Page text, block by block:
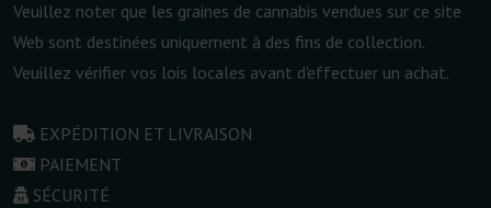
Veuillez noter que les graines de cannabis vendues sur ce site
Web sont destinées uniquement à des fins de collection.
Veuillez vérifier vos lois locales avant d'effectuer un achat.
EXPÉDITION ET LIVRAISON
PAIEMENT
SÉCURITÉ